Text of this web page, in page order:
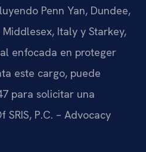
Penn Yan, Dundee,
Italy y Starkey,
enfocada en proteger
este cargo, puede
para solicitar una
SRIS, P.C. – Advocacy